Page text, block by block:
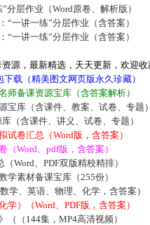
分层作业（Word原卷、解析版）
“一讲一练”分层作业（含答案）
“一讲一练”分层作业（含答案）
源，最新精选，天天更新，欢迎收
载（精美图文网页版永久珍藏）
师备课资源宝库（含答案解析）
宝库（含课件、教案、试卷、专题）
（含课件、讲义、试卷、专题）
试卷汇总（Word版，含答案）
（Word、pdf版，含答案）
Word、PDF双版精校精排）
学素材备课宝库（255份）
学、英语、物理、化学，含答案）
）（Word、PDF版，含答案）
（（144集，MP4高清视频）